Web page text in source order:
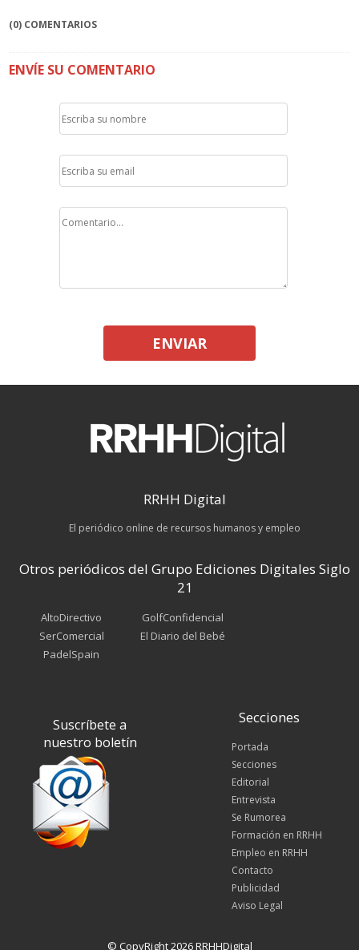
(0) COMENTARIOS
ENVÍE SU COMENTARIO
ENVIAR
RRHH Digital
El periódico online de recursos humanos y empleo
Otros periódicos del Grupo Ediciones Digitales Siglo
21
AltoDirectivo
SerComercial
PadelSpain
GolfConfidencial
El Diario del Bebé
Suscríbete a
nuestro boletín
Secciones
Portada
Secciones
Editorial
Entrevista
Se Rumorea
Formación en RRHH
Empleo en RRHH
Contacto
Publicidad
Aviso Legal
© CopyRight 2026 RRHHDigital